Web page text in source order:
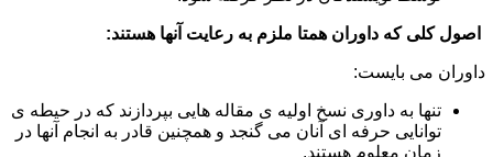
اصول کلی که داوران همتا ملزم به رعایت آنها هستند:
می بایست:
تنها به داوری نسخ اولیه ی مقاله هایی بپردازند که در حیطه ی
توانایی حرفه ای آنان می گنجد و همچنین قادر به انجام آنها در
زمان معلوم هستند.